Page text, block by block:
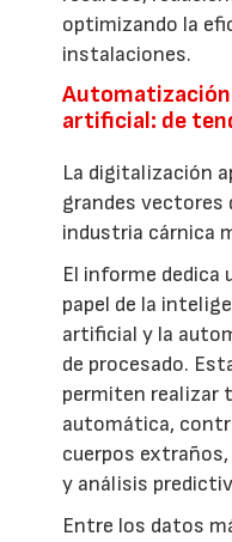
optimizando la
instalaciones.
artificial: de
La digitalización
grandes vectores
industria cárnica
El informe dedica
papel de la
artificial y la
de procesado.
permiten realizar
automática,
cuerpos
y análisis
Entre los datos